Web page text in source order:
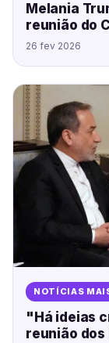
Melania
reunião do
26 fev 2026
NOTÍCIAS
"Há ideias
reunião dos